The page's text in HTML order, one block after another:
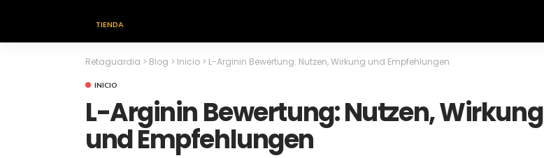
TIENDA
Retaguardia > Blog > Inicio > L-Arginin Bewertung: Nutzen, Wirkung und Empfehlungen
INICIO
L-Arginin Bewertung: Nutzen, Wirkung
und Empfehlungen